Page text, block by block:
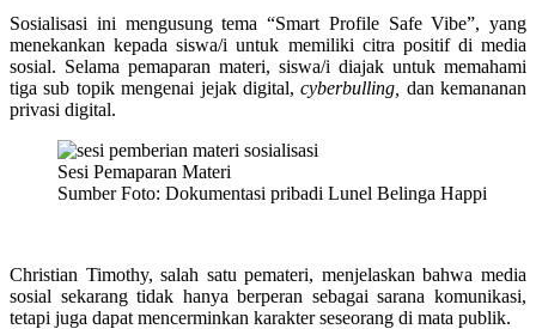
Sosialisasi ini mengusung tema “Smart Profile Safe Vibe”, yang
menekankan kepada siswa/i untuk memiliki citra positif di media
sosial. Selama pemaparan materi, siswa/i diajak untuk memahami
tiga sub topik mengenai jejak digital,cyberbulling, dan kemananan
privasi digital.
Sesi Pemaparan Materi
Sumber Foto: Dokumentasi pribadi Lunel Belinga Happi
Christian Timothy, salah satu pemateri, menjelaskan bahwa media
sosial sekarang tidak hanya berperan sebagai sarana komunikasi,
tetapi juga dapat mencerminkan karakter seseorang di mata publik.